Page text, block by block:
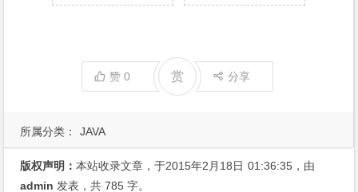
所属分类： JAVA
赞0 赏 分享
版权声明：本站收录文章，于2015年2月18日 01:36:35 ，由
admin 发表，共 785 字。